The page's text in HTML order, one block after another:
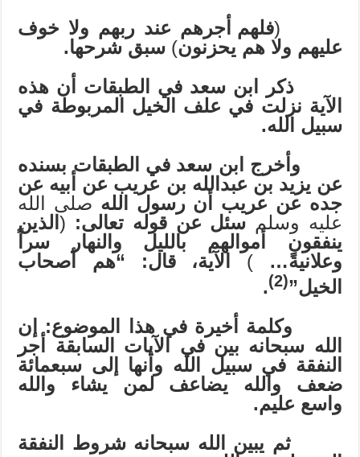
(فلهم أجرهم عند ربهم ولا خوف
عليهم ولا هم يحزنون) سبق شرحها.
ذكر ابن سعد في الطبقات أن هذه
الآية نزلت في علف الخيل المربوطة في
سبيل الله.
وأخرج ابن سعد في الطبقات بسنده
عن يزيد بن عبدالله بن عريب عن أبيه عن
جده عن عريب أن رسول الله صلى الله
عليه وسلم سئل عن قوله تعالى: (الذين
ينفقون أموالهم بالليل والنهار سراً
وعلانيةً… )الآية، قال: “هم أصحاب
الخيل”(2)
.
وكلمة أخيرة في هذا الموضوع: إن
الله سبحانه بين في الآيات السابقة أجر
النفقة في سبيل الله وأنها إلى سبعمائة
ضعف والله يضاعف لمن يشاء والله
واسع عليم.
ثم يبين الله سبحانه شروط النفقة